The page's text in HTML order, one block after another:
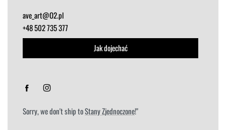
ave_art@O2.pl
+48 502 735 377
Jak dojechać
Sorry, we don't ship toStany Zjednoczone!"